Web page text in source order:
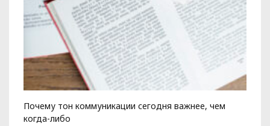
Почему тон коммуникации сегодня важнее, чем
когда-либо